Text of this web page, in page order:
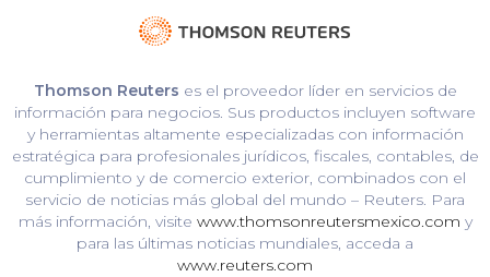
Thomson Reuters es el proveedor líder en servicios de
información para negocios. Sus productos incluyen software
y herramientas altamente especializadas con información
estratégica para profesionales jurídicos, fiscales, contables, de
cumplimiento y de comercio exterior, combinados con el
servicio de noticias más global del mundo – Reuters. Para
más información, visite www.thomsonreutersmexico.com y
para las últimas noticias mundiales, acceda a
www.reuters.com